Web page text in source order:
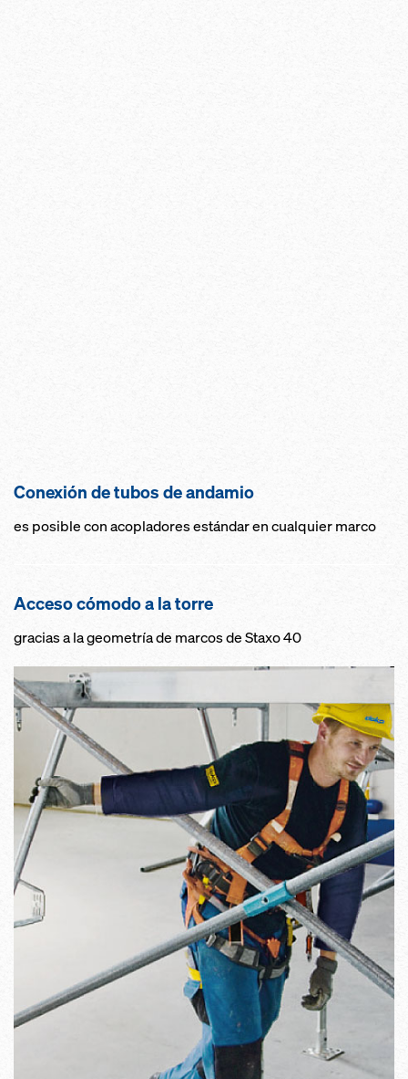
Conexión de tubos de andamio
es posible con acopladores estándar en cualquier marco
Acceso cómodo a la torre
gracias a la geometría de marcos de Staxo 40